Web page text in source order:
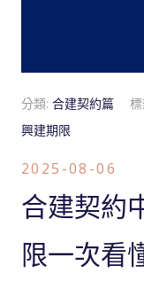
分類: 合建契約篇
興建期限
2025-08-06
合建契約
限一次看